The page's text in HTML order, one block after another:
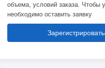
объема, условий заказа. Чтобы
необходимо оставить заявку